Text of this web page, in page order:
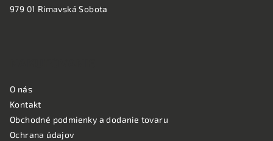
979 01 Rimavská Sobota
O nás
Kontakt
Obchodné podmienky a dodanie tovaru
Ochrana údajov